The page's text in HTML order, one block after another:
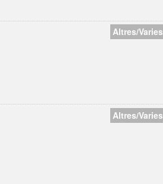
Altres/Varies
Altres/Varies